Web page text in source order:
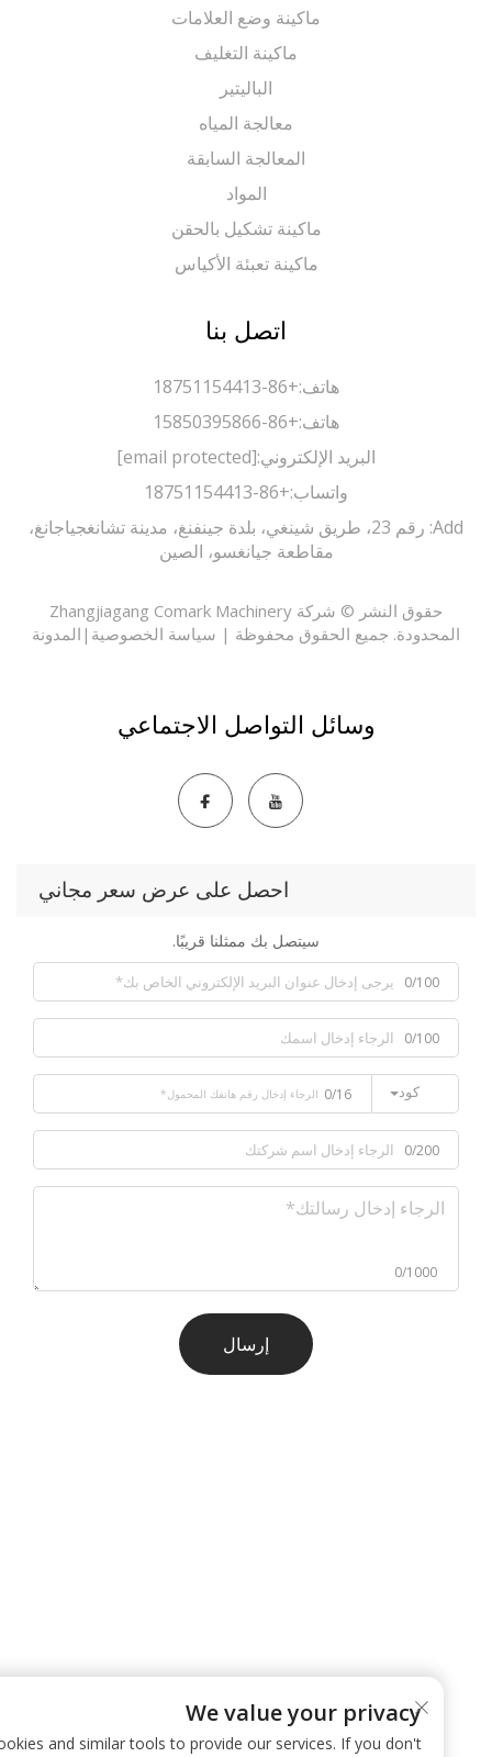
ماكينة وضع العلامات
ماكينة التغليف
الباليتير
معالجة المياه
المعالجة السابقة
ماكينة تشكيل بالحقن
ماكينة تعبئة الأكياس
اتصل بنا
+86-18751154413
+86-15850395866
البريد الإلكتروني:[email protected]
واتساب:+86-18751154413
Add: رقم 23، طريق شينغي، بلدة جينفنغ، مدينة تشانغجياجانغ،
مقاطعة جيانغسو، الصين
حقوق النشر © شركة Zhangjiagang Comark Machinery
جميع الحقوق محفوظة |سياسة الخصوصية|المدونة
وسائل التواصل الاجتماعي
احصل على عرض سعر مجاني
سيتصل بك ممثلنا قريبًا.
0/16
إرسال
We value your privacy
use cookies and similar tools to provide our services. If you don't